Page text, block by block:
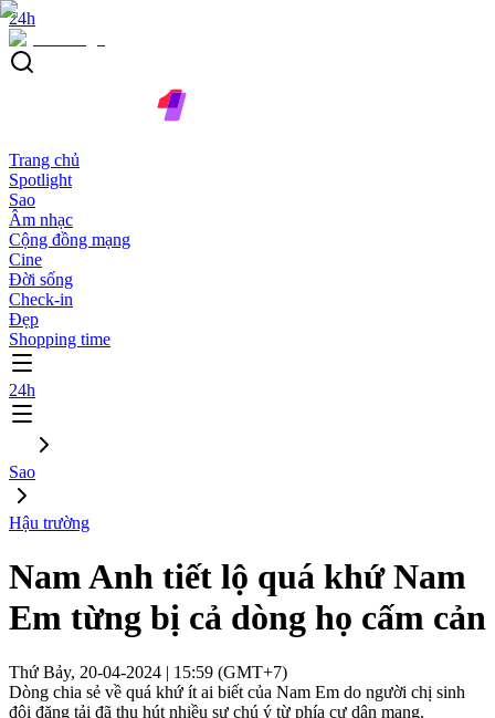
24h
Trang chủ
Spotlight
Sao
Âm nhạc
Cộng đồng mạng
Cine
Đời sống
Check-in
Đẹp
Shopping time
24h
Sao
Hậu trường
Nam Anh tiết lộ quá khứ Nam
Em từng bị cả dòng họ cấm cản
Thứ Bảy, 20-04-2024 | 15:59 (GMT+7)
Dòng chia sẻ về quá khứ ít ai biết của Nam Em do người chị sinh
đôi đăng tải đã thu hút nhiều sự chú ý từ phía cư dân mạng.